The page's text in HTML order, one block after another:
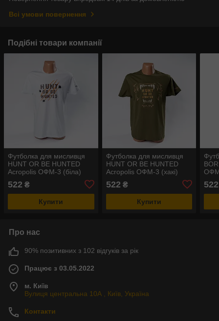
Всі умови повернення
Подібні товари компанії
Футболка для мисливця
HUNT OR BE HUNTED
Acropolis ОФМ-3 (біла)
522 ₴
Купити
Футболка для мисливця
HUNT OR BE HUNTED
Acropolis ОФМ-3 (хакі)
522 ₴
Купити
522
Про нас
90% позитивних з 102 відгуків за рік
Працює з 03.05.2022
м. Київ
Вулиця центральна 10А , Київ, Україна
Контакти